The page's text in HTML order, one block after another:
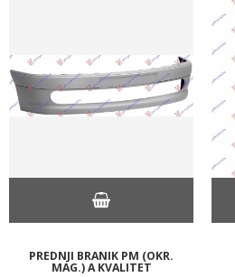
PREDNJI BRANIK PM (OKR.
MAG.) A KVALITET